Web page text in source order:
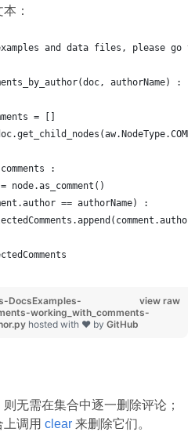
：
and data files, please go
authorName) :
= []
:
node.as_comment()
== authorName) :
view raw
DocsExamples-
working_with_comments-
hosted with ❤ by GitHub
无需在集合中逐一删除评论；
调用 clear来删除它们。